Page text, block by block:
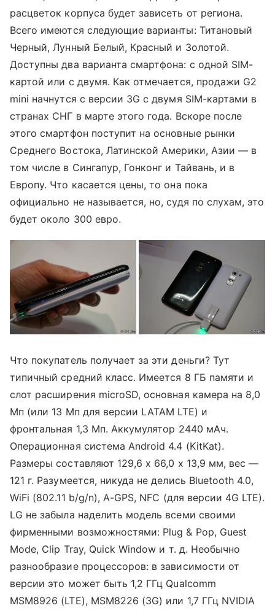
расцветок корпуса будет зависеть от региона.
Всего имеются следующие варианты: Титановый
Черный, Лунный Белый, Красный и Золотой.
Доступны два варианта смартфона: с одной SIM-
картой или с двумя. Как отмечается, продажи G2
mini начнутся с версии 3G с двумя SIM-картами в
странах СНГ в марте этого года. Вскоре после
этого смартфон поступит на основные рынки
Среднего Востока, Латинской Америки, Азии — в
том числе в Сингапур, Гонконг и Тайвань, и в
Европу. Что касается цены, то она пока
официально не называется, но, судя по слухам, это
будет около 300 евро.
Что покупатель получает за эти деньги? Тут
типичный средний класс. Имеется 8 ГБ памяти и
слот расширения microSD, основная камера на 8,0
Мп (или 13 Мп для версии LATAM LTE) и
фронтальная 1,3 Мп. Аккумулятор 2440 мАч.
Операционная система Android 4.4 (KitKat).
Размеры составляют 129,6 x 66,0 x 13,9 мм, вес —
121 г. Разумеется, никуда не делись Bluetooth 4.0,
WiFi (802.11 b/g/n), A-GPS, NFC (для версии 4G LTE).
LG не забыла наделить модель всеми своими
фирменными возможностями: Plug & Pop, Guest
Mode, Clip Tray, Quick Window и т. д. Необычно
разнообразие процессоров: в зависимости от
версии это может быть 1,2 ГГц Qualcomm
MSM8926 (LTE), MSM8226 (3G) или 1,7 ГГц NVIDIA